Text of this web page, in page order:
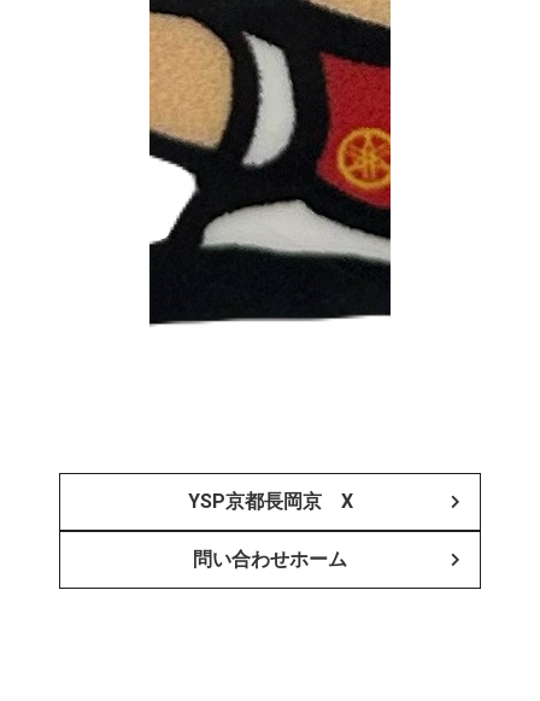
YSP京都長岡京 X
問い合わせホーム